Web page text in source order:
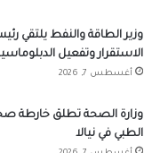
وزير الطاقة والنفط يلتقي
الاستقرار وتفعيل
أغسطس 7, 2026
وزارة الصحة تطلق خارطة
الطبي في نيالا